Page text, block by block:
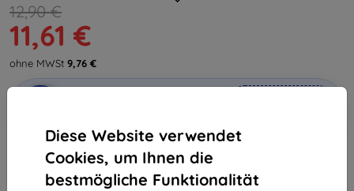
Diese Website verwendet
Cookies, um Ihnen die
bestmögliche Funktionalität
12,90 €
11,61 €
ohne MWSt 9,76 €
Auf Lager > 5 Stk.